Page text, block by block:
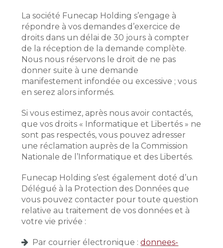
La société Funecap Holding s’engage à
répondre à vos demandes d’exercice de
droits dans un délai de 30 jours à compter
de la réception de la demande complète.
Nous nous réservons le droit de ne pas
donner suite à une demande
manifestement infondée ou excessive ; vous
en serez alors informés.
Si vous estimez, après nous avoir contactés,
que vos droits « Informatique et Libertés » ne
sont pas respectés, vous pouvez adresser
une réclamation auprès de la Commission
Nationale de l’Informatique et des Libertés.
Funecap Holding s’est également doté d’un
Délégué à la Protection des Données que
vous pouvez contacter pour toute question
relative au traitement de vos données et à
votre vie privée :
Par courrier électronique :donnees-